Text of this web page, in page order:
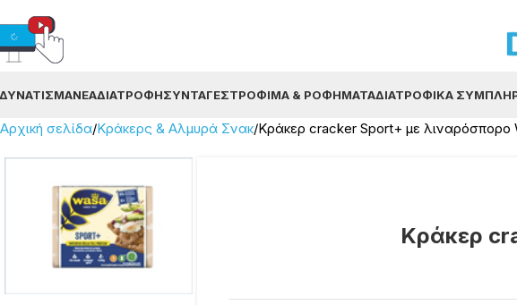
ΝΈΑΔΙΑΤΡΟΦΉΣΥΝΤΑΓΈΣΤΡΌΦΙΜΑ & ΡΟΦΉΜΑΤΑΔΙΑΤΡΟΦΙΚΆ
Αρχική σελίδα Κράκερς & Αλμυρά Σνακ Κράκερ cracker Sport+ με λιναρόσπορο
Κράκερ